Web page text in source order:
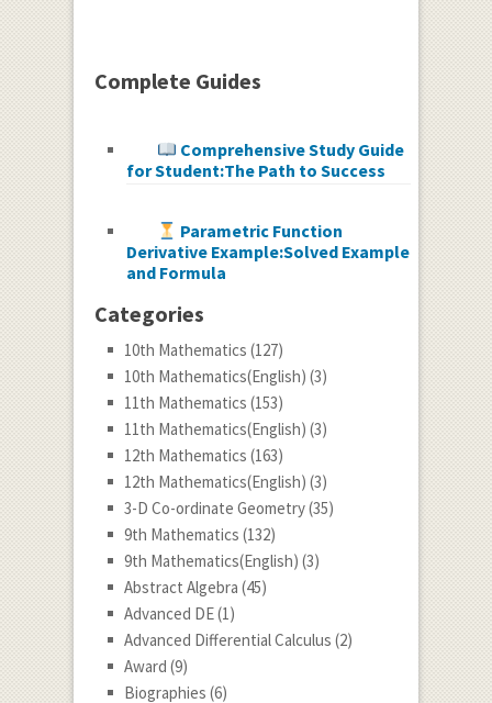
Complete Guides
Comprehensive Study Guide
for Student:The Path to Success
Parametric Function
Derivative Example:Solved Example
and Formula
Categories
10th Mathematics (127)
10th Mathematics(English) (3)
11th Mathematics (153)
11th Mathematics(English) (3)
12th Mathematics (163)
12th Mathematics(English) (3)
3-D Co-ordinate Geometry(35)
9th Mathematics (132)
9th Mathematics(English) (3)
Abstract Algebra (45)
Advanced DE(1)
Advanced Differential Calculus (2)
Award (9)
Biographies (6)